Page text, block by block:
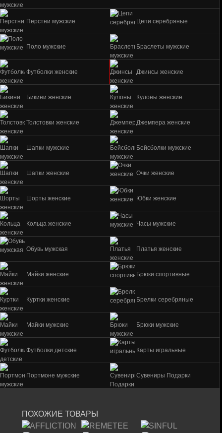
Перстни мужские Цепи серебряные
Поло мужские Браслеты мужские
Футболки женские Джинсы женские
Бикини женские Кулоны женские
Толстовки женские Джемпера женские
Шапки мужские Бейсболки мужские
Шапки женские Очки женские
Шорты женские Юбки женские
Кольца женские Часы мужские
Обувь мужская Платья женские
Майки женские Брюки спортивные
Куртки женские Брелки серебряные
Майки мужские Брюки мужские
Футболки детские Карты игральные
Портмоне мужские Сувениры Подарки
ПОХОЖИЕ ТОВАРЫ